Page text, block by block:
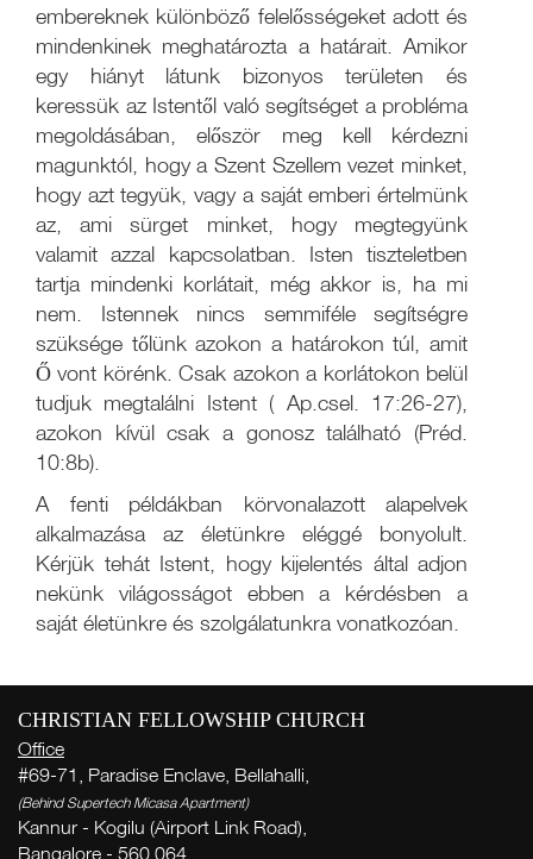
embereknek különböző felelősségeket adott és
mindenkinek meghatározta a határait. Amikor
egy hiányt látunk bizonyos területen és
keressük az Istentől való segítséget a probléma
megoldásában, először meg kell kérdezni
magunktól, hogy a Szent Szellem vezet minket,
hogy azt tegyük, vagy a saját emberi értelmünk
az, ami sürget minket, hogy megtegyünk
valamit azzal kapcsolatban. Isten tiszteletben
tartja mindenki korlátait, még akkor is, ha mi
nem. Istennek nincs semmiféle segítségre
szüksége tőlünk azokon a határokon túl, amit
Ő vont körénk. Csak azokon a korlátokon belül
tudjuk megtalálni Istent ( Ap.csel. 17:26-27),
azokon kívül csak a gonosz található (Préd.
10:8b).
A fenti példákban körvonalazott alapelvek
alkalmazása az életünkre eléggé bonyolult.
Kérjük tehát Istent, hogy kijelentés által adjon
nekünk világosságot ebben a kérdésben a
saját életünkre és szolgálatunkra vonatkozóan.
CHRISTIAN FELLOWSHIP CHURCH
Office
#69-71, Paradise Enclave, Bellahalli,
(Behind Supertech Micasa Apartment)
Kannur - Kogilu (Airport Link Road),
Bangalore - 560 064,